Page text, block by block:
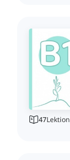
47Lektion